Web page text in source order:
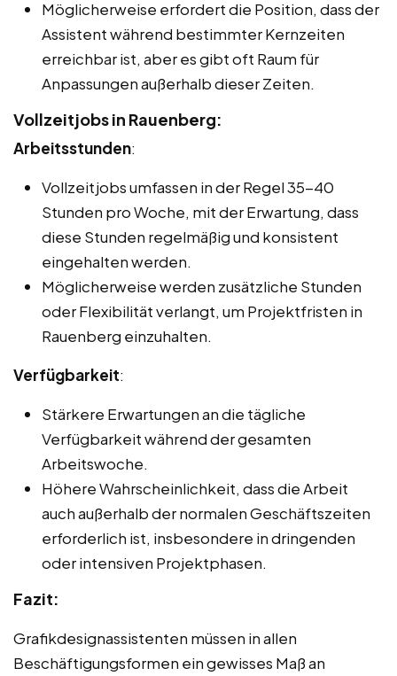
Möglicherweise erfordert die Position, dass der
Assistent während bestimmter Kernzeiten
erreichbar ist, aber es gibt oft Raum für
Anpassungen außerhalb dieser Zeiten.
Vollzeitjobs in Rauenberg:
Arbeitsstunden:
Vollzeitjobs umfassen in der Regel 35-40
Stunden pro Woche, mit der Erwartung, dass
diese Stunden regelmäßig und konsistent
eingehalten werden.
Möglicherweise werden zusätzliche Stunden
oder Flexibilität verlangt, um Projektfristen in
Rauenberg einzuhalten.
Verfügbarkeit:
Stärkere Erwartungen an die tägliche
Verfügbarkeit während der gesamten
Arbeitswoche.
Höhere Wahrscheinlichkeit, dass die Arbeit
auch außerhalb der normalen Geschäftszeiten
erforderlich ist, insbesondere in dringenden
oder intensiven Projektphasen.
Fazit:
Grafikdesignassistenten müssen in allen
Beschäftigungsformen ein gewisses Maß an